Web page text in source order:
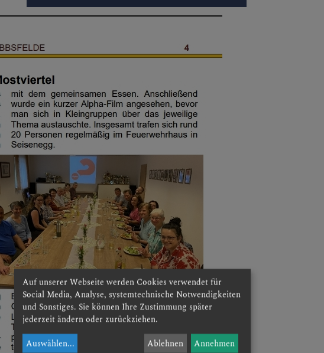
UND GRUPPEN
Auf unserer Webseite werden Cookies verwendet für
Social Media, Analyse, systemtechnische Notwendigkeiten
und Sonstiges. Sie können Ihre Zustimmung später
jederzeit ändern oder zurückziehen.
Auswählen... Ablehnen Annehmen